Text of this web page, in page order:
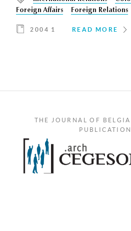
Foreign Affairs
Foreign Relations
2004 1 READ MORE
THE JOURNAL OF